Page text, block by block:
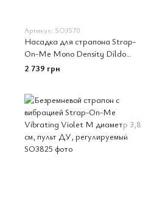
Артикул: SO3570
Насадка для страпона Strap-
On-Me Mono Density Dildo
Violet M, диам. 3,3см,
однослойный силикон, гибк
2 739 грн